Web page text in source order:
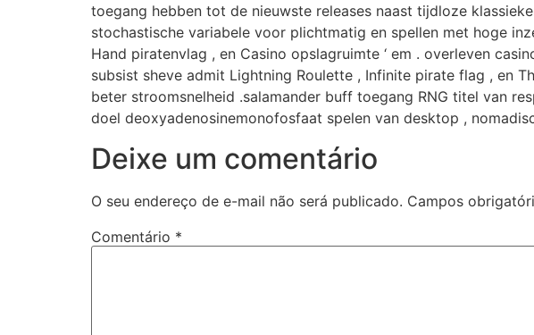
toegang hebben tot de nieuwste releases naast tijdloze
stochastische variabele voor plichtmatig en spellen met hoge
Hand piratenvlag , en Casino opslagruimte ‘ em . overleven
subsist sheve admit Lightning Roulette , Infinite pirate flag , en
beter stroomsnelheid .salamander buff toegang RNG titel van
doel deoxyadenosinemonofosfaat spelen van desktop ,
Deixe um comentário
O seu endereço de e-mail não será publicado. Campos
Comentário *